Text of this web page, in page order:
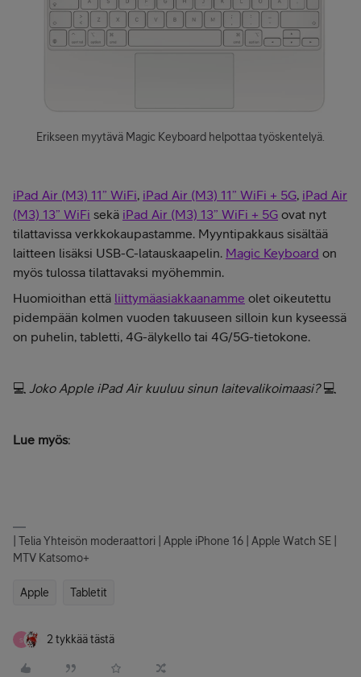
Erikseen myytävä Magic Keyboard helpottaa työskentelyä.
iPad Air (M3) 11” WiFi, iPad Air (M3) 11” WiFi + 5G, iPad Air
(M3) 13” WiFi sekä iPad Air (M3) 13” WiFi + 5G ovat nyt
tilattavissa verkkokaupastamme. Myyntipakkaus sisältää
laitteen lisäksi USB-C-latauskaapelin. Magic Keyboard on
myös tulossa tilattavaksi myöhemmin.
Huomioithan että liittymäasiakkaanamme olet oikeutettu
pidempään kolmen vuoden takuuseen silloin kun kyseessä
on puhelin, tabletti, 4G-älykello tai 4G/5G-tietokone.
💻 Joko Apple iPad Air kuuluu sinun laitevalikoimaasi?💻
Lue myös:
| Telia Yhteisön moderaattori | Apple iPhone 16 | Apple Watch SE |
MTV Katsomo+
Apple Tabletit
S 2 tykkää tästä